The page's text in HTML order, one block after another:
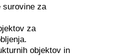
surovine za
za
objektov in